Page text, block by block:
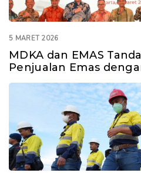
5 MARET 2026
MDKA dan EMAS
Penjualan Emas